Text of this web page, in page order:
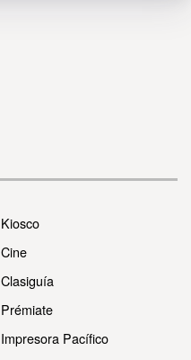
Kiosco
Cine
Clasiguía
Prémiate
Impresora Pacífico